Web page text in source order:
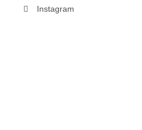
Instagram